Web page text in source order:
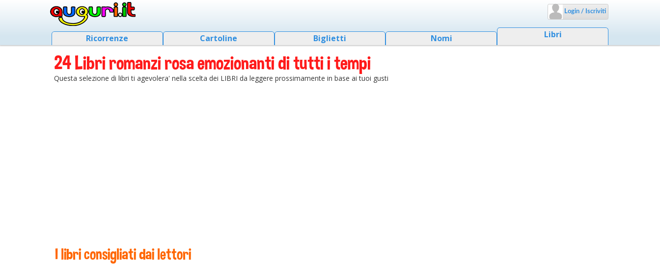
Login / Iscriviti
Ricorrenze Cartoline Biglietti Nomi Libri
24 Libri romanzi rosa emozionanti di tutti i tempi
Questa selezione di libri ti agevolera' nella scelta dei LIBRI da leggere prossimamente in base ai tuoi gusti
I libri consigliati dai lettori